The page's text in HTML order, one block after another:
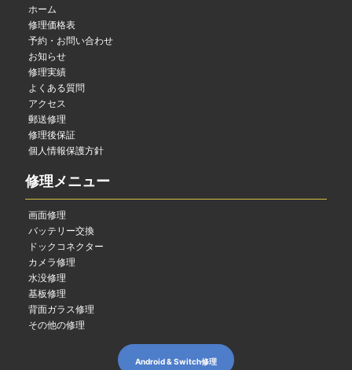
ホーム
修理価格表
予約・お問い合わせ
お知らせ
修理実績
よくある質問
アクセス
郵送修理
修理後保証
個人情報保護方針
修理メニュー
画面修理
バッテリー交換
ドックコネクター
カメラ修理
水没修理
基板修理
背面ガラス修理
その他の修理
Android & Switch修理